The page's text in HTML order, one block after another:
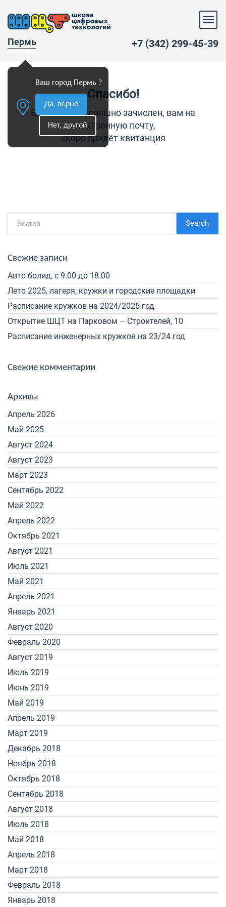
Пермь
Ваш город Пермь ?
Да, верно
Нет, другой
+7 (342) 299-45-39
Спасибо!
Ваш платёж успешно зачислен, вам на
электронную почту,
скоро придёт квитанция
Search
Свежие записи
Авто болид, с 9.00 до 18.00
Лето 2025, лагеря, кружки и городские площадки
Расписание кружков на 2024/2025 год
Открытие ШЦТ на Парковом – Строителей, 10
Расписание инженерных кружков на 23/24 год
Свежие комментарии
Архивы
Апрель 2026
Май 2025
Август 2024
Август 2023
Март 2023
Сентябрь 2022
Май 2022
Апрель 2022
Октябрь 2021
Август 2021
Июль 2021
Май 2021
Апрель 2021
Январь 2021
Август 2020
Февраль 2020
Август 2019
Июль 2019
Июнь 2019
Май 2019
Апрель 2019
Март 2019
Декабрь 2018
Ноябрь 2018
Октябрь 2018
Сентябрь 2018
Август 2018
Июль 2018
Май 2018
Апрель 2018
Март 2018
Февраль 2018
Январь 2018